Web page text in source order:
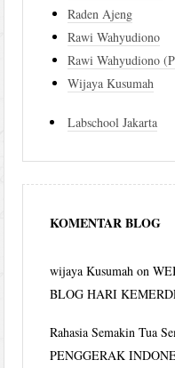
Raden Ajeng
Rawi Wahyudiono
Rawi Wahyudiono
Wijaya Kusumah
Labschool Jakarta
KOMENTAR BLOG
wijaya Kusumah on
BLOG HARI
Rahasia Semakin Tua
PENGGERAK